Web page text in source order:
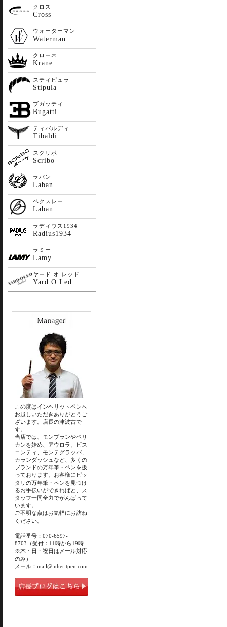
クロス
Cross
ウォーターマン
Waterman
クローネ
Krane
スティピュラ
Stipula
ブガッティ
Bugatti
ティバルディ
Tibaldi
スクリボ
Scribo
ラバン
Laban
ベクスレー
Laban
ラディウス1934
Radius1934
ラミー
Lamy
ヤード オ レッド
Yard O Led
この度はインヘリットペンへ
お越しいただきありがとうご
ざいます。店長の津波古で
す。
当店では、モンブランやペリ
カンを始め、アウロラ、ビス
コンティ、モンテグラッパ、
カランダッシュなど、多くの
ブランドの万年筆・ペンを扱
っております。お客様にピッ
タリの万年筆・ペンを見つけ
るお手伝いができればと、ス
タッフ一同全力でがんばって
います。
ご不明な点はお気軽にお訪ね
ください。
電話番号：070-6597-
8703（受付：11時から19時
※木・日・祝日はメール対応
のみ）
メール：mail@inheritpen.com